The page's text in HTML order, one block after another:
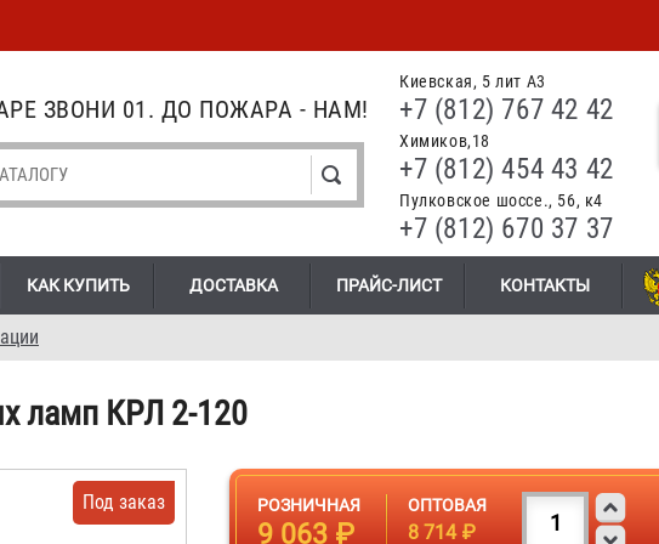
Киевская, 5 лит А3
+7 (812) 767 42 42
Химиков,18
+7 (812) 454 43 42
Пулковское шоссе., 56, к4
+7 (812) 670 37 37
ЗВОНИ 01. ДО ПОЖАРА - НАМ!
КАК КУПИТЬ ДОСТАВКА ПРАЙС-ЛИСТ КОНТАКТЫ
ламп КРЛ 2-120
Под заказ РОЗНИЧНАЯ
9 063 ₽
ОПТОВАЯ
8 714 ₽